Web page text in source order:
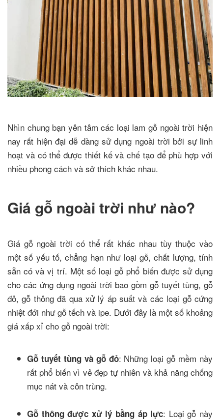
Nhìn chung bạn yên tâm các loại lam gỗ ngoài trời hiện
nay rất hiện đại dễ dàng sử dụng ngoài trời bởi sự linh
hoạt và có thể được thiết kế và chế tạo để phù hợp với
nhiều phong cách và sở thích khác nhau.
Giá gỗ ngoài trời như nào?
Giá gỗ ngoài trời có thể rất khác nhau tùy thuộc vào
một số yếu tố, chẳng hạn như loại gỗ, chất lượng, tính
sẵn có và vị trí. Một số loại gỗ phổ biến được sử dụng
cho các ứng dụng ngoài trời bao gồm gỗ tuyết tùng, gỗ
đỏ, gỗ thông đã qua xử lý áp suất và các loại gỗ cứng
nhiệt đới như gỗ tếch và ipe. Dưới đây là một số khoảng
giá xấp xỉ cho gỗ ngoài trời:
Gỗ tuyết tùng và gỗ đỏ: Những loại gỗ mềm này
rất phổ biến vì vẻ đẹp tự nhiên và khả năng chống
mục nát và côn trùng.
Gỗ thông được xử lý bằng áp lực: Loại gỗ này